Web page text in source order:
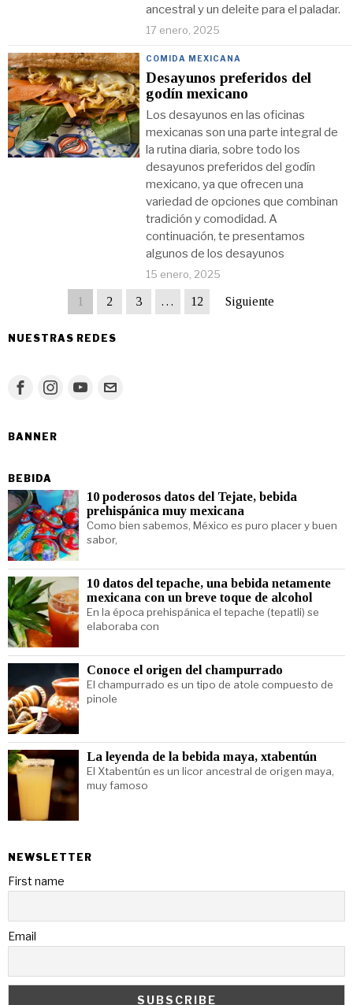
ancestral y un deleite para el paladar.
17 enero, 2025
COMIDA MEXICANA
Desayunos preferidos del
godín mexicano
Los desayunos en las oficinas
mexicanas son una parte integral de
la rutina diaria, sobre todo los
desayunos preferidos del godín
mexicano, ya que ofrecen una
variedad de opciones que combinan
tradición y comodidad. A
continuación, te presentamos
algunos de los desayunos
15 enero, 2025
1 2 3 … 12 Siguiente
NUESTRAS REDES
BANNER
BEBIDA
10 poderosos datos del Tejate, bebida
prehispánica muy mexicana
Como bien sabemos, México es puro placer y buen
sabor,
10 datos del tepache, una bebida netamente
mexicana con un breve toque de alcohol
En la época prehispánica el tepache (tepatli) se
elaboraba con
Conoce el origen del champurrado
El champurrado es un tipo de atole compuesto de
pinole
La leyenda de la bebida maya, xtabentún
El Xtabentún es un licor ancestral de origen maya,
muy famoso
NEWSLETTER
First name
Email